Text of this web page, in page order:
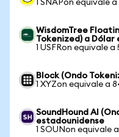
1 SNAPon equivale a
WisdomTree
Tokenized) a Dólar
1 USFRon equivale a
Block (Ondo
1 XYZon equivale a
SoundHound AI
estadounidense
1 SOUNon equivale